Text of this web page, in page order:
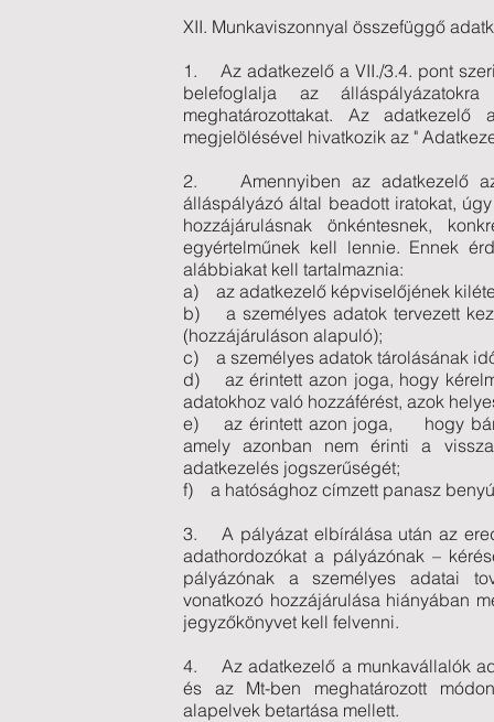
XII. Munkaviszonnyal összefüggő
1. Az adatkezelő a VII./3.4. pont
belefoglalja az
meghatározottakat. Az
megjelölésével hivatkozik az "
2. Amennyiben az adatkezelő az
álláspályázó által beadott iratokat,
hozzájárulásnak önkéntesnek,
egyértelműnek kell lennie. Ennek
alábbiakat kell tartalmaznia:
a) az adatkezelő képviselőjének
b) a személyes adatok tervezett
(hozzájáruláson alapuló);
c) a személyes adatok tárolásának
d) az érintett azon joga, hogy
adatokhoz való hozzáférést, azok
e) az érintett azon joga, hogy
amely azonban nem érinti a
adatkezelés jogszerűségét;
f) a hatósághoz címzett panasz
3. A pályázat elbírálása után az
adathordozókat a pályázónak –
pályázónak a személyes adatai
vonatkozó hozzájárulása hiányában
jegyzőkönyvet kell felvenni.
4. Az adatkezelő a munkavállalók
és az Mt-ben meghatározott
alapelvek betartása mellett.